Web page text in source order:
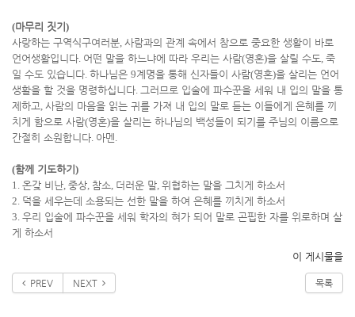
(마무리 짓기 )
사랑하는 구역식구여러분, 사람과의 관계 속에서 참으로 중요한 생활이 바로
언어생활입니다. 어떤 말을 하느냐에 따라 우리는 사람(영혼)을 살릴 수도, 죽
일 수도 있습니다. 하나님은 9계명을 통해 신자들이 사람(영혼)을 살리는 언어
생활을 할 것을 명령하십니다. 그러므로 입술에 파수꾼을 세워 내 입의 말을 통
제하고, 사람의 마음을 읽는 귀를 가져 내 입의 말로 듣는 이들에게 은혜를 끼
치게 함으로 사람(영혼)을 살리는 하나님의 백성들이 되기를 주님의 이름으로
간절히 소원합니다. 아멘.
(함께 기도하기 )
1. 온갖 비난, 중상, 참소, 더러운 말, 위협하는 말을 그치게 하소서
2. 덕을 세우는데 소용되는 선한 말을 하여 은혜를 끼치게 하소서
3. 우리 입술에 파수꾼을 세워 학자의 혀가 되어 말로 곤핍한 자를 위로하며 살
게 하소서
이 게시물을
PREV NEXT 목록